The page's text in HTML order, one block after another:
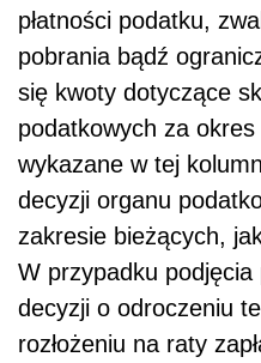
płatności podatku,
pobrania bądź
się kwoty dotyczące
podatkowych za
wykazane w tej
decyzji organu
zakresie bieżących,
W przypadku
decyzji o odroczeniu
rozłożeniu na raty